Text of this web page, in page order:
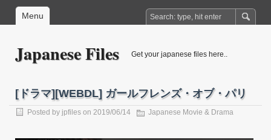
Menu
Japanese Files Get your japanese files here..
[ドラマ][WEBDL] ガールフレンズ・オブ・パリ
Posted by jpfiles on 2019/06/14 Japanese Movie & Drama